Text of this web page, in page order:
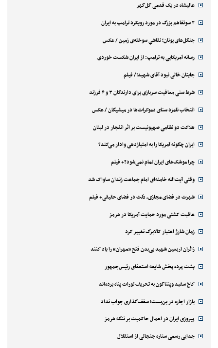
عالیشاه در یک قدمی گل‌گهر
۲ سوتفاهم بزرگ در مورد رویکرد ترامپ به ایران
جنگل‌های یونان؛ نقاشیِ سوخته‌ی زمین / عکس
رسانه آمریکایی به ترامپ: از ایران شکست خوردی
جایتان خالی نبود آقای شهید!/ فیلم
شرط سنی معافیت سربازی برای دارندگان ۳ و ۴ فرزند
انتخاب نامزد سنای دموکرات‌ها در میشیگان / عکس
هلاکت دو نظامی صهیونیست بر اثر انفجار در لبنان
ایران چگونه آمریکا را به امتیازدهی وادار می‌کند؟
چرا موشک‌های ایران تمام نمی‌شود؟+ فیلم
وقتی آیت‌الله خامنه‌ای امام جماعت زندان ساواک شد
شهرت در فضای مجازی، ذلت در فضای حقیقی+ فیلم
عاقبت کشتی مورد حمایت آمریکا در هرمز
زمان شارژ اعتبار کالابرگ تغییر کرد
زائران اربعین شهید بی‌بدن فتح «مهران» را یاد کنند
پشت پرده پخش شایعه استعفای رئیس‌جمهور
کاخ سفید وپنتاگون به تحریف تورات پناه برده‌اند
بازار اجاره در بن‌بست؛ سقف‌گذاری جواب نداد
پیروزی ایران در اعمال حاکمیت بر تنگه هرمز
جدایی رسمی ستاره جنجالی از استقلال